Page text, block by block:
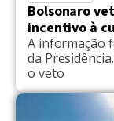
Bolsonaro
incentivo à
A informação
da
o veto